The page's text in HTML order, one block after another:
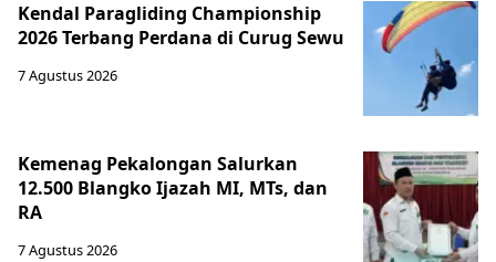
Kendal Paragliding Championship
2026 Terbang Perdana di Curug Sewu
7 Agustus 2026
Kemenag Pekalongan Salurkan
12.500 Blangko Ijazah MI, MTs, dan
RA
7 Agustus 2026